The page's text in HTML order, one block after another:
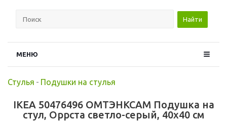
Найти
МЕНЮ
Стулья - Подушки на стулья
IKEA 50476496 ОМТЭНКСАМ Подушка на
стул, Оррста светло-серый, 40x40 см